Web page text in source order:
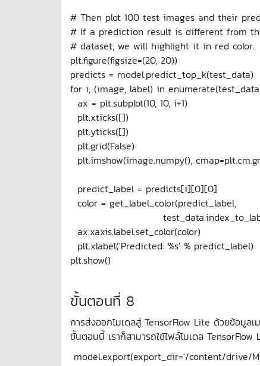
# Then plot 100 test images and their
# If a prediction result is different from
# dataset, we will highlight it in red color.
plt.figure(figsize=(20, 20))
predicts = model.predict_top_k(test_data)
for i, (image, label) in
ax = plt.subplot(10, 10, i+1)
plt.xticks([])
plt.yticks([])
plt.grid(False)
plt.imshow(image.numpy(),
predict_label = predicts[i][0][0]
color = get_label_color(predict_label,
ax.xaxis.label.set_color(color)
plt.xlabel('Predicted: %s' % predict_label)
plt.show()
ขั้นตอนที่ 8
การส่งออกโมเดลสู่ TensorFlow Lite ด้วยข้อมูลเ
ขั้นตอนนี้ เราก็สามารถใช้ไฟล์โมเดล
model.export(export_dir='/content/drive/